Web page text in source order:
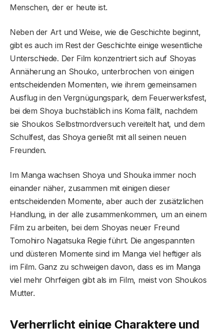
Menschen, der er heute ist.
Neben der Art und Weise, wie die Geschichte beginnt,
gibt es auch im Rest der Geschichte einige wesentliche
Unterschiede. Der Film konzentriert sich auf Shoyas
Annäherung an Shouko, unterbrochen von einigen
entscheidenden Momenten, wie ihrem gemeinsamen
Ausflug in den Vergnügungspark, dem Feuerwerksfest,
bei dem Shoya buchstäblich ins Koma fällt, nachdem
sie Shoukos Selbstmordversuch vereitelt hat, und dem
Schulfest, das Shoya genießt mit all seinen neuen
Freunden.
Im Manga wachsen Shoya und Shouka immer noch
einander näher, zusammen mit einigen dieser
entscheidenden Momente, aber auch der zusätzlichen
Handlung, in der alle zusammenkommen, um an einem
Film zu arbeiten, bei dem Shoyas neuer Freund
Tomohiro Nagatsuka Regie führt. Die angespannten
und düsteren Momente sind im Manga viel heftiger als
im Film. Ganz zu schweigen davon, dass es im Manga
viel mehr Ohrfeigen gibt als im Film, meist von Shoukos
Mutter.
Verherrlicht einige Charaktere und